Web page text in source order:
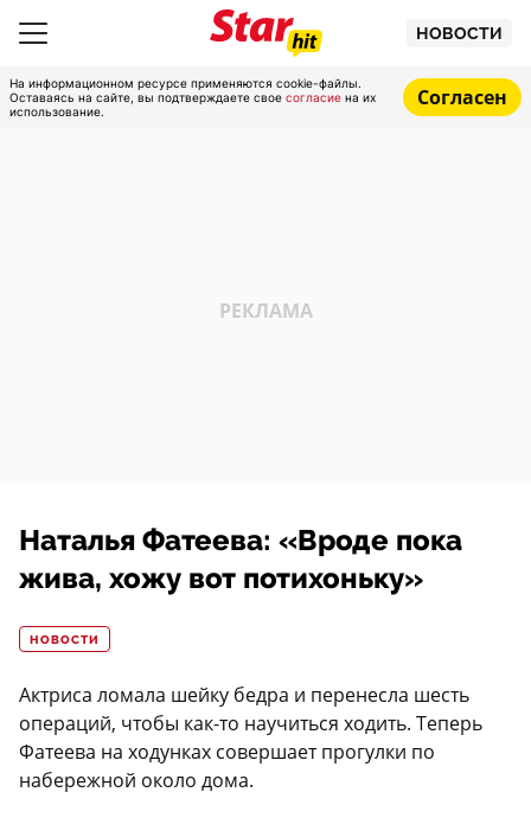
НОВОСТИ
На информационном ресурсе применяются cookie-файлы.
Оставаясь на сайте, вы подтверждаете свое согласие на их
использование.
Согласен
Наталья Фатеева: «Вроде пока
жива, хожу вот потихоньку»
НОВОСТИ
Актриса ломала шейку бедра и перенесла шесть
операций, чтобы как-то научиться ходить. Теперь
Фатеева на ходунках совершает прогулки по
набережной около дома.